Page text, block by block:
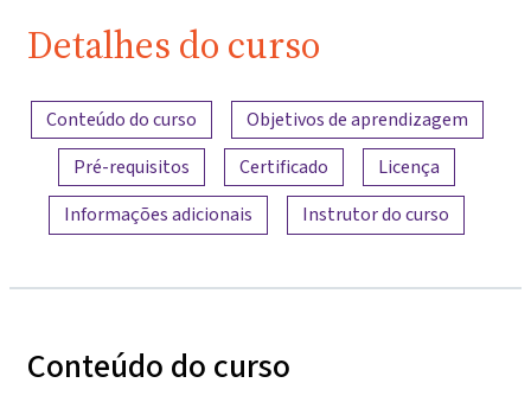
Detalhes do curso
Visão geral do conteúdo
Conteúdo do curso
Objetivos de aprendizagem
Pré-requisitos
Certificado
Licença
Informações adicionais
Instrutor do curso
Conteúdo do curso